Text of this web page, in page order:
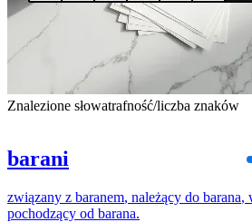
Znalezione słowatrafność/liczba znaków
barani
związany z baranem, należący do barana,
pochodzący od barana.